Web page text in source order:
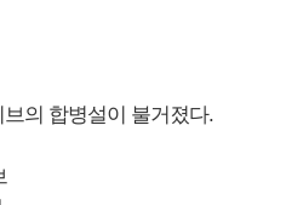
의 합병설이 불거졌다.